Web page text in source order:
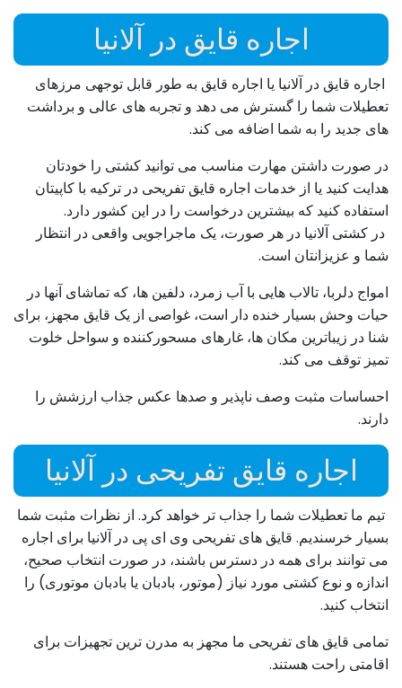
اجاره قایق در آلانیا
اجاره قایق در آلانیا یا اجاره قایق به طور قابل توجهی مرزهای
تعطیلات شما را گسترش می دهد و تجربه های عالی و برداشت
های جدید را به شما اضافه می کند.
در صورت داشتن مهارت مناسب می توانید کشتی را خودتان
هدایت کنید یا از خدمات اجاره قایق تفریحی در ترکیه با کاپیتان
استفاده کنید که بیشترین درخواست را در این کشور دارد.
در کشتی آلانیا در هر صورت، یک ماجراجویی واقعی در انتظار
شما و عزیزانتان است.
امواج دلربا، تالاب هایی با آب زمرد، دلفین ها، که تماشای آنها در
حیات وحش بسیار خنده دار است، غواصی از یک قایق مجهز، برای
شنا در زیباترین مکان ها، غارهای مسحورکننده و سواحل خلوت
تمیز توقف می کند.
احساسات مثبت وصف ناپذیر و صدها عکس جذاب ارزشش را
دارند.
اجاره قایق تفریحی در آلانیا
تیم ما تعطیلات شما را جذاب تر خواهد کرد. از نظرات مثبت شما
بسیار خرسندیم. قایق های تفریحی وی ای پی در آلانیا برای اجاره
می توانند برای همه در دسترس باشند، در صورت انتخاب صحیح،
اندازه و نوع کشتی مورد نیاز (موتور، بادبان یا بادبان موتوری) را
انتخاب کنید.
تمامی قایق های تفریحی ما مجهز به مدرن ترین تجهیزات برای
اقامتی راحت هستند.